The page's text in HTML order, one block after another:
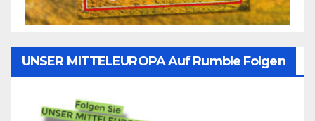
UNSER MITTELEUROPA Auf Rumble Folgen